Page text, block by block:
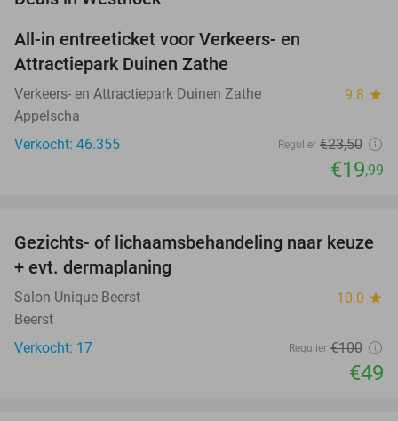
All-in entreeticket voor Verkeers- en
Attractiepark Duinen Zathe
Verkeers- en Attractiepark Duinen Zathe 9.8 star
Appelscha
Verkocht: 46.355
Regulier €23,50
€19,99
51%
Gezichts- of lichaamsbehandeling naar keuze
+ evt. dermaplaning
Salon Unique Beerst 10.0 star
Beerst
Verkocht: 17
Regulier €100
€49